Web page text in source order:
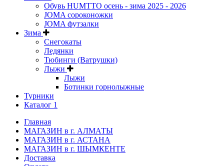
Обувь HUMTTO осень - зима 2025 - 2026
JOMA сороконожки
JOMA футзалки
Зима
Снегокаты
Ледянки
Тюбинги (Ватрушки)
Лыжи
Лыжи
Ботинки горнолыжные
Турники
Каталог 1
Главная
МАГАЗИН в г. АЛМАТЫ
МАГАЗИН в г. АСТАНА
МАГАЗИН в г. ШЫМКЕНТЕ
Доставка